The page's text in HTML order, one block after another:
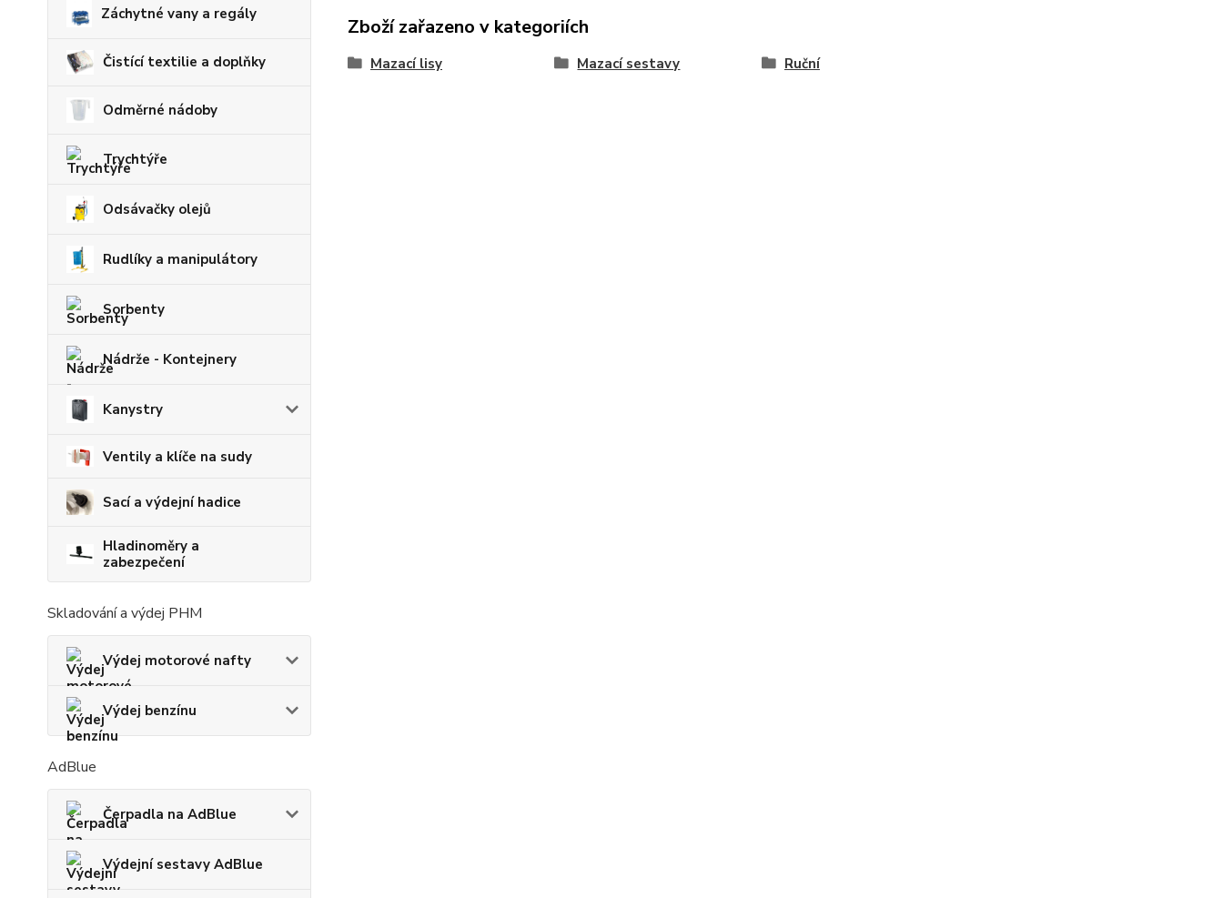
Záchytné vany a regály
Čistící textilie a doplňky
Odměrné nádoby
Trychtýře
Odsávačky olejů
Rudlíky a manipulátory
Sorbenty
Nádrže - Kontejnery
Kanystry
Ventily a klíče na sudy
Sací a výdejní hadice
Hladinoměry a
zabezpečení
Skladování a výdej PHM
Výdej motorové nafty
Výdej benzínu
AdBlue
Čerpadla na AdBlue
Výdejní sestavy AdBlue
Zboží zařazeno v kategoriích
Mazací lisy Mazací sestavy Ruční